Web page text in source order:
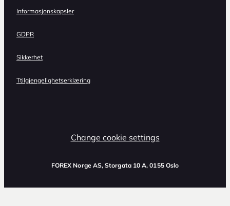
Informasjonskapsler
GDPR
Sikkerhet
Ttilgjengelighetserklæring
Change cookie settings
FOREX Norge AS, Storgata 10 A, 0155 Oslo